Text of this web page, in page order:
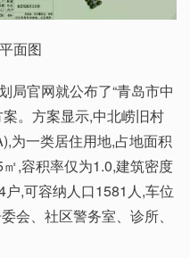
面图
局官网就公布了“青岛市中
。方案显示,中北崂旧村
为一类居住用地,占地面积
,容积率仅为1.0,建筑密度
,可容纳人口1581人,车位
会、社区警务室、诊所、